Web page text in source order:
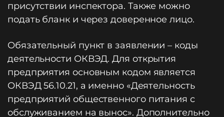
присутствии инспектора. Также можно
подать бланк и через доверенное лицо.
Обязательный пункт в заявлении – коды
деятельности ОКВЭД. Для открытия
предприятия основным кодом является
ОКВЭД 56.10.21, а именно «Деятельность
предприятий общественного питания с
обслуживанием на вынос». Дополнительно